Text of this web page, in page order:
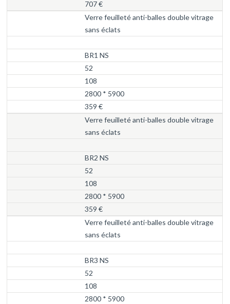
707 €
Verre feuilleté anti-balles double vitrage
sans éclats
BR1 NS
52
108
2800 * 5900
359 €
Verre feuilleté anti-balles double vitrage
sans éclats
BR2 NS
52
108
2800 * 5900
359 €
Verre feuilleté anti-balles double vitrage
sans éclats
BR3 NS
52
108
2800 * 5900